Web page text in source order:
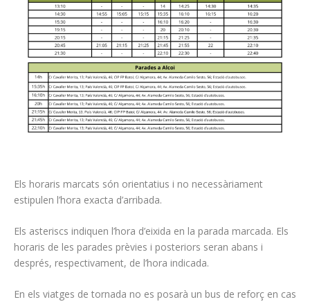
Els horaris marcats són orientatius i no necessàriament
estipulen l’hora exacta d’arribada.
Els asteriscs indiquen l’hora d’eixida en la parada marcada. Els
horaris de les parades prèvies i posteriors seran abans i
després, respectivament, de l’hora indicada.
En els viatges de tornada no es posarà un bus de reforç en cas